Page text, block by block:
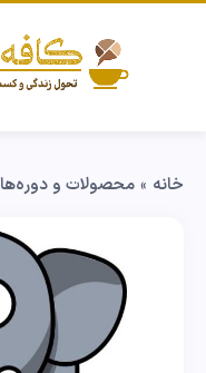
خانه » محصولات و دوره‌ها